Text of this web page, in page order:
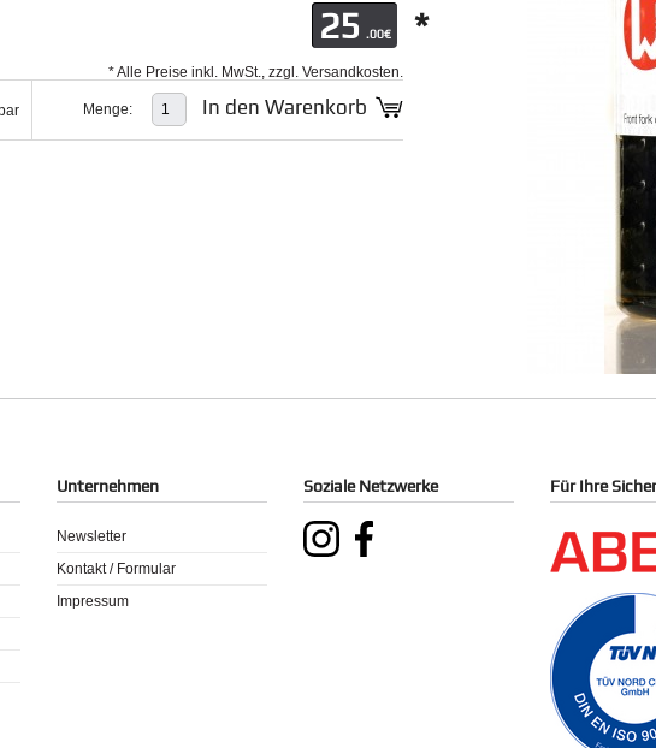
25 .00€ *
* Alle Preise inkl. MwSt., zzgl. Versandkosten.
Menge: In den Warenkorb
Unternehmen
Newsletter
Kontakt / Formular
Impressum
Soziale Netzwerke Für Ihre